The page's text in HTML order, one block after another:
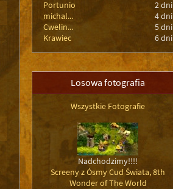
Portunio
2 dni
michal...
4 dni
Cwelin...
5 dni
Krawiec
6 dni
Losowa fotografia
Wszystkie Fotografie
Nadchodzimy!!!!
Screeny z Ósmy Cud Świata, 8th
Wonder of The World